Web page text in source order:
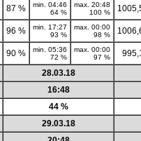
87 %
min. 04:46
64 %
max. 20:48
100 %
96 %
min. 17:27
93 %
max. 00:00
98 %
90 %
min. 05:36
72 %
max. 00:00
97 %
28.03.18
16:48
44 %
29.03.18